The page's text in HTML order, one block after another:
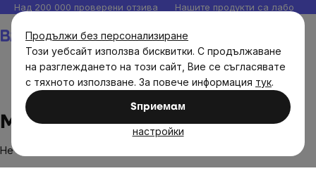
Продължи без персонализиране
Този уебсайт използва бисквитки. С продължаване
на разглеждането на този сайт, Вие се съгласявате
с тяхното използване. За повече информация тук.
Sпpиeмaм
настройки
Прескочи
към
съдържанието
Над 200 000 проверени отзива Нашите продукти са
My Raw Joy
My Raw Joy
Не са намерени стоки на марката